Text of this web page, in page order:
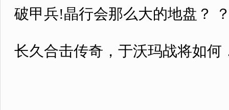
破甲兵!晶行会那么大的地盘？
长久合击传奇，于沃玛战将如何